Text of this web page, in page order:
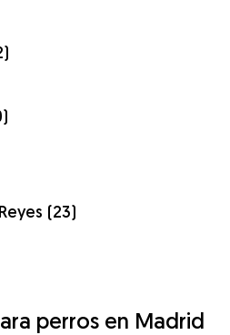
(23)
perros en Madrid